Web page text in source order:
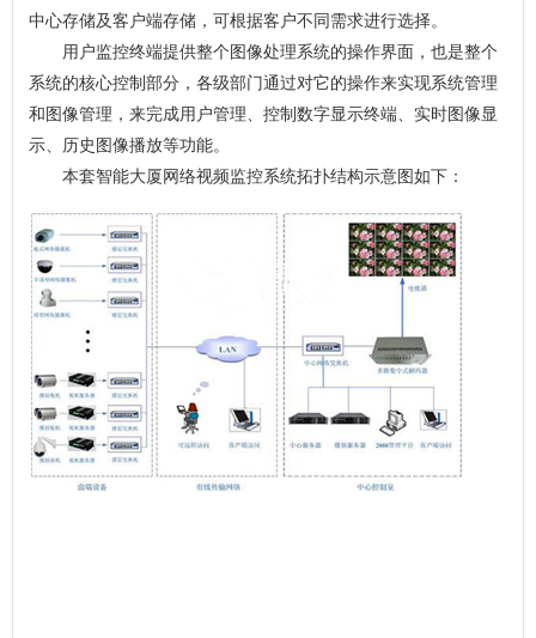
中心存储及客户端存储，可根据客户不同需求进行选择。
用户监控终端提供整个图像处理系统的操作界面，也是整个
系统的核心控制部分，各级部门通过对它的操作来实现系统管理
和图像管理，来完成用户管理、控制数字显示终端、实时图像显
示、历史图像播放等功能。
本套智能大厦网络视频监控系统拓扑结构示意图如下：